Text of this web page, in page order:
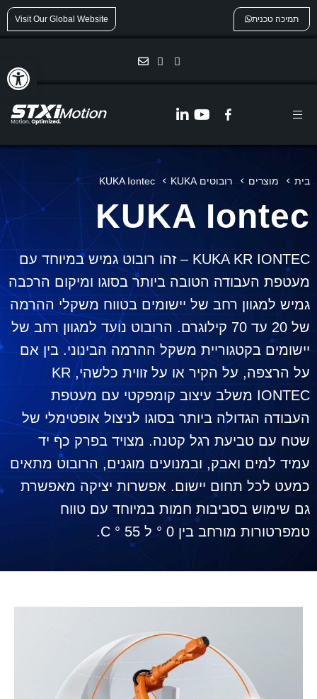
תמיכה טכנית Visit Our Global Website
בית מוצרים רובוטים KUKA KUKA Iontec
KUKA Iontec
KUKA KR IONTEC – זהו רובוט גמיש במיוחד עם
מעטפת העבודה הטובה ביותר בסוגו ומיקום הרכבה
גמיש למגוון רחב של יישומים בטווח משקלי ההרמה
של 20 עד 70 קילוגרם. הרובוט נועד למגוון רחב של
יישומים בקטגוריית משקל ההרמה הבינוני. בין אם
על הרצפה, על הקיר או על זווית כלשהי, KR
IONTEC משלב עיצוב קומפקטי עם מעטפת
העבודה הגדולה ביותר בסוגו לניצול אופטימלי של
שטח עם טביעת רגל קטנה. מצויד בפרק כף יד
עמיד למים ואבק, ובמנועים מוגנים, הרובוט מתאים
כמעט לכל תחום יישום. אפשרות יציקה מאפשרת
גם שימוש בסביבות חמות במיוחד עם טווח
טמפרטורות מורחב בין 0 ° ל 55 ° C.